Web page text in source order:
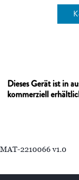
Dieses Gerät ist in
kommerziell
MAT-2210066 v1.0